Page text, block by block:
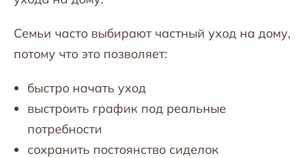
Семьи часто выбирают частный уход на дому,
потому что это позволяет:
быстро начать уход
выстроить график под реальные
потребности
сохранить постоянство сиделок